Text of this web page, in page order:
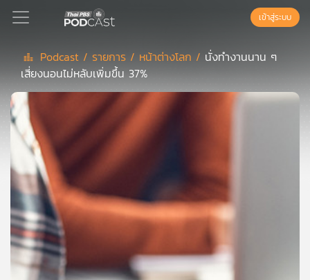
Podcast
เพล
สต์
แนะนำ
เพล
ย์
ลิ
เข้าสู่ระบบ
Podcast / รายการ / หน้าต่างโลก / นั่งทำงานนาน ๆ
เสี่ยงนอนไม่หลับเพิ่มขึ้น 37%